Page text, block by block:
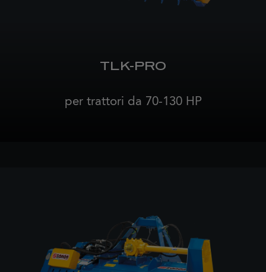
TLK-PRO
per trattori da 70-130 HP